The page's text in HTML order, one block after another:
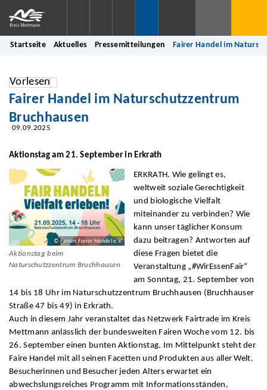
Startseite Aktuelles Pressemitteilungen Fairer Handel im
Vorlesen
Fairer Handel im Naturschutzzentrum
Bruchhausen
09.09.2025
Aktionstag am 21. September in Erkrath
© Forum Fairer Handel e.V.
Aktionstag beim
Naturschutzzentrum Bruchhausen
ERKRATH. Wie gelingt es,
weltweit soziale Gerechtigkeit
und biologische Vielfalt
miteinander zu verbinden? Wie
kann unser täglicher Konsum
dazu beitragen? Antworten auf
diese Fragen bietet die
Veranstaltung „#WirEssenFair“
am Sonntag, 21. September von
14 bis 18 Uhr im Naturschutzzentrum Bruchhausen (Bruchhauser
Straße 47 bis 49) in Erkrath.
Auch in diesem Jahr veranstaltet das Netzwerk Fairtrade im Kreis
Mettmann anlässlich der bundesweiten Fairen Woche vom 12. bis
26. September einen bunten Aktionstag. Im Mittelpunkt steht der
Faire Handel mit all seinen Facetten und Produkten aus aller Welt.
Besucherinnen und Besucher jeden Alters erwartet ein
abwechslungsreiches Programm mit Informationsständen,